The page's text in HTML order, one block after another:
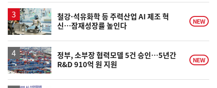
하
락
철강·석유화학 등 주력산업 AI 제조 혁
신…잠재성장률 높인다
NEW
정부, 소부장 협력모델 5건 승인…5년간
R&D 910억 원 지원
NEW